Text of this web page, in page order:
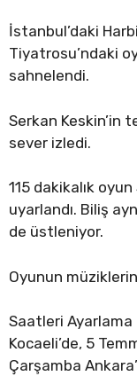
İstanbul’daki
Tiyatrosu’ndaki
sahnelendi.
Serkan Keskin’in
sever izledi.
115 dakikalık
uyarlandı. Biliş
de üstleniyor.
Oyunun
Saatleri Ayarlama
Kocaeli’de, 5
Çarşamba